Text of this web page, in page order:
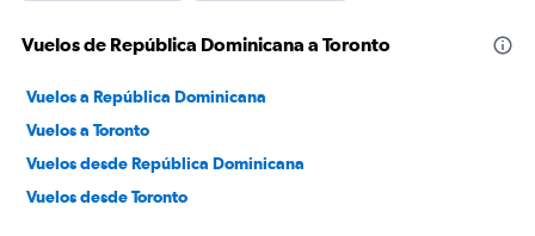
Vuelos de República Dominicana a Toronto
Vuelos a República Dominicana
Vuelos a Toronto
Vuelos desde República Dominicana
Vuelos desde Toronto